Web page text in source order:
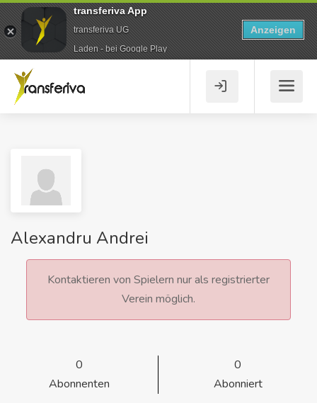
Alexandru Andrei
Kontaktieren von Spielern nur als registrierter
Verein möglich.
0
Abonnenten
0
Abonniert
transferiva App
transferiva UG
Laden - bei Google Play
Anzeigen